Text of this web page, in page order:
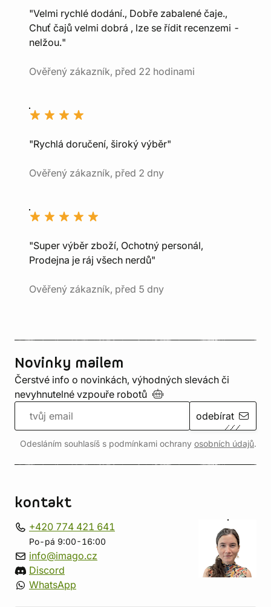
"Velmi rychlé dodání., Dobře zabalené čaje.,
Chuť čajů velmi dobrá , lze se řídit recenzemi -
nelžou."
Ověřený zákazník, před 22 hodinami
"Rychlá doručení, široký výběr"
Ověřený zákazník, před 2 dny
"Super výběr zboží, Ochotný personál,
Prodejna je ráj všech nerdů"
Ověřený zákazník, před 5 dny
Novinky mailem
Čerstvé info o novinkách, výhodných slevách či
nevyhnutelné vzpouře robotů
odebírat
Odesláním souhlasíš s podmínkami ochrany osobních údajů.
kontakt
+420 774 421 641
Po-pá 9:00-16:00
info@imago.cz
Discord
WhatsApp